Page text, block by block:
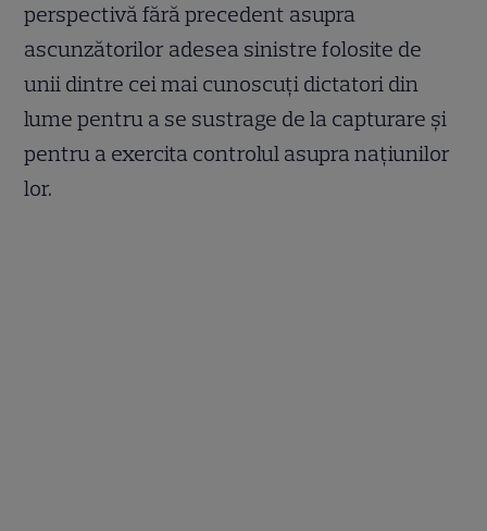
perspectivă fără precedent asupra
ascunzătorilor adesea sinistre folosite de
unii dintre cei mai cunoscuți dictatori din
lume pentru a se sustrage de la capturare și
pentru a exercita controlul asupra națiunilor
lor.